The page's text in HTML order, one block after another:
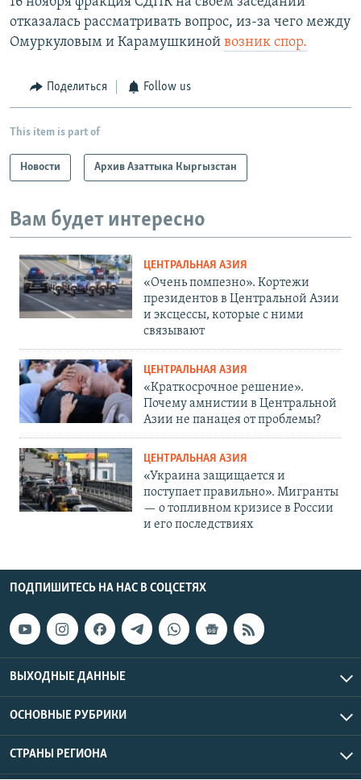
отказалась рассматривать вопрос, из-за чего между
Омуркуловым и Карамушкиной возник спор.
Поделиться Follow us
This item is part of
Новости Архив Азаттыка Кыргызстан
Вам будет интересно
ЦЕНТРАЛЬНАЯ АЗИЯ
«Очень помпезно». Кортежи
президентов в Центральной Азии
и эксцессы, которые с ними
связывают
ЦЕНТРАЛЬНАЯ АЗИЯ
«Краткосрочное решение».
Почему амнистии в Центральной
Азии не панацея от проблемы?
ЦЕНТРАЛЬНАЯ АЗИЯ
«Украина защищается и
поступает правильно». Мигранты
— о топливном кризисе в России
и его последствиях
ПОДПИШИТЕСЬ НА НАС В СОЦСЕТЯХ
ВЫХОДНЫЕ ДАННЫЕ
ОСНОВНЫЕ РУБРИКИ
СТРАНЫ РЕГИОНА